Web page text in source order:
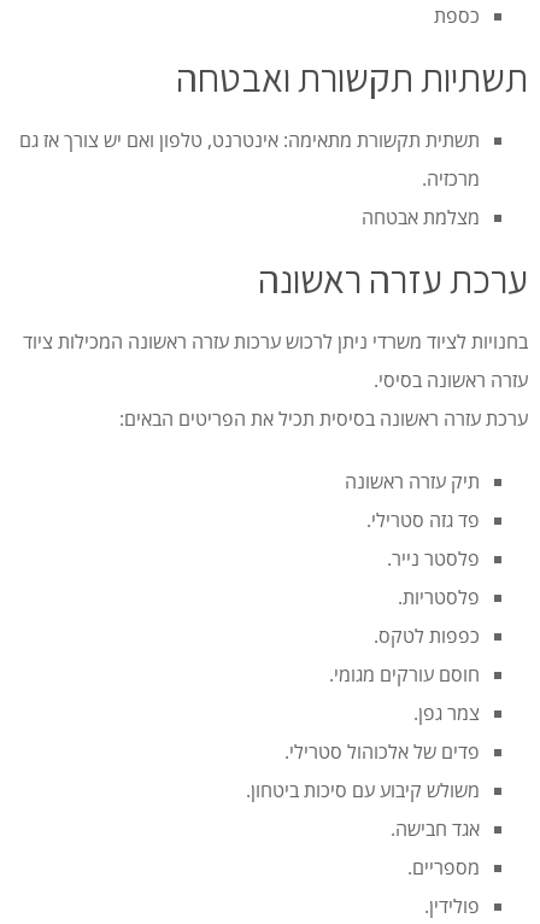
כספת
תשתיות תקשורת ואבטחה
תשתית תקשורת מתאימה: אינטרנט, טלפון ואם יש צורך אז גם
מרכזיה.
מצלמת אבטחה
ערכת עזרה ראשונה
בחנויות לציוד משרדי ניתן לרכוש ערכות עזרה ראשונה המכילות ציוד
עזרה ראשונה בסיסי.
ערכת עזרה ראשונה בסיסית תכיל את הפריטים הבאים:
תיק עזרה ראשונה
פד גזה סטרילי.
פלסטר נייר.
פלסטריות.
כפפות לטקס.
חוסם עורקים מגומי.
צמר גפן.
פדים של אלכוהול סטרילי.
משולש קיבוע עם סיכות ביטחון.
אגד חבישה.
מספריים.
פולידין.